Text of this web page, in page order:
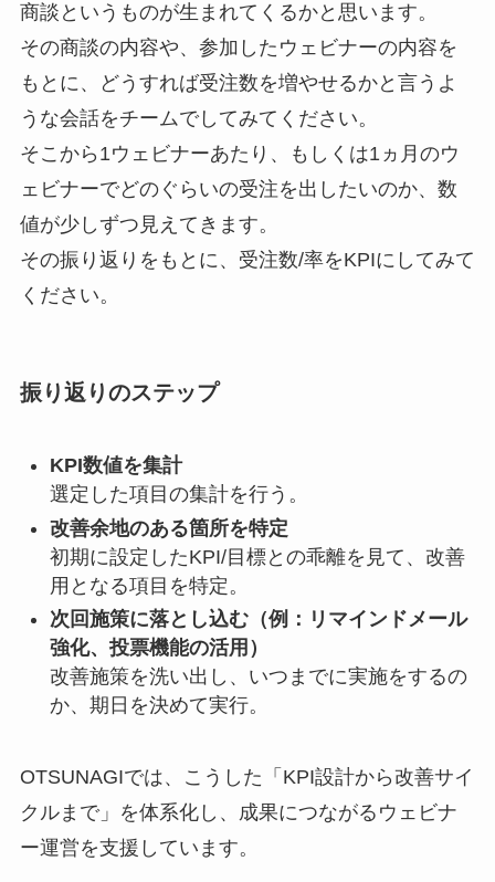
商談というものが生まれてくるかと思います。
その商談の内容や、参加したウェビナーの内容を
もとに、どうすれば受注数を増やせるかと言うよ
うな会話をチームでしてみてください。
そこから1ウェビナーあたり、もしくは1ヵ月のウ
ェビナーでどのぐらいの受注を出したいのか、数
値が少しずつ見えてきます。
その振り返りをもとに、受注数/率をKPIにしてみて
ください。
振り返りのステップ
KPI数値を集計
選定した項目の集計を行う。
改善余地のある箇所を特定
初期に設定したKPI/目標との乖離を見て、改善
用となる項目を特定。
次回施策に落とし込む（例：リマインドメール
強化、投票機能の活用）
改善施策を洗い出し、いつまでに実施をするの
か、期日を決めて実行。
OTSUNAGIでは、こうした「KPI設計から改善サイ
クルまで」を体系化し、成果につながるウェビナ
ー運営を支援しています。